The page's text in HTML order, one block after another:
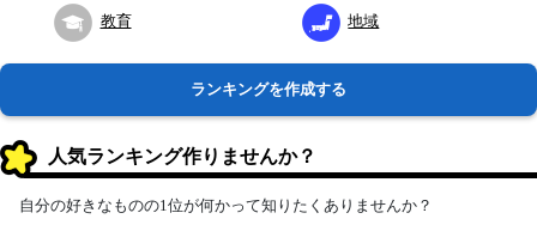
教育 地域
ランキングを作成する
人気ランキング作りませんか？
自分の好きなものの1位が何かって知りたくありませんか？